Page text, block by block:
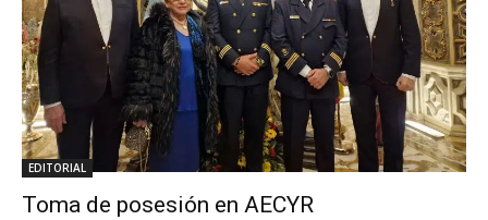
EDITORIAL
Toma de posesión en AECYR